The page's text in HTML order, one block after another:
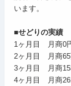
います。
■せどりの実績
1ヶ月目 月商0
2ヶ月目 月商65
3ヶ月目 月商
4ヶ月目 月商